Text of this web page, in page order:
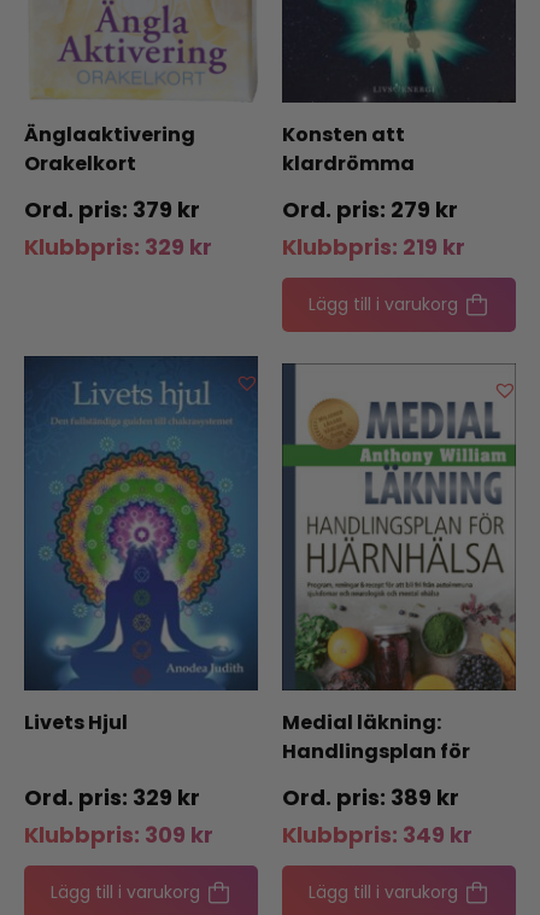
Änglaaktivering
Orakelkort
379 kr
Klubbpris: 329 kr
Konsten att
klardrömma
279 kr
Klubbpris: 219 kr
Lägg till i varukorg
Livets Hjul
329 kr
Klubbpris: 309 kr
Lägg till i varukorg
Medial läkning:
Handlingsplan för
389 kr
Klubbpris: 349 kr
Lägg till i varukorg